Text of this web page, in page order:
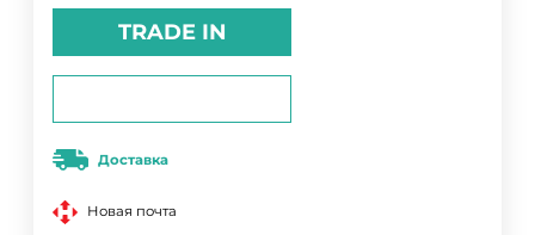
TRADE IN
Доставка
Новая почта